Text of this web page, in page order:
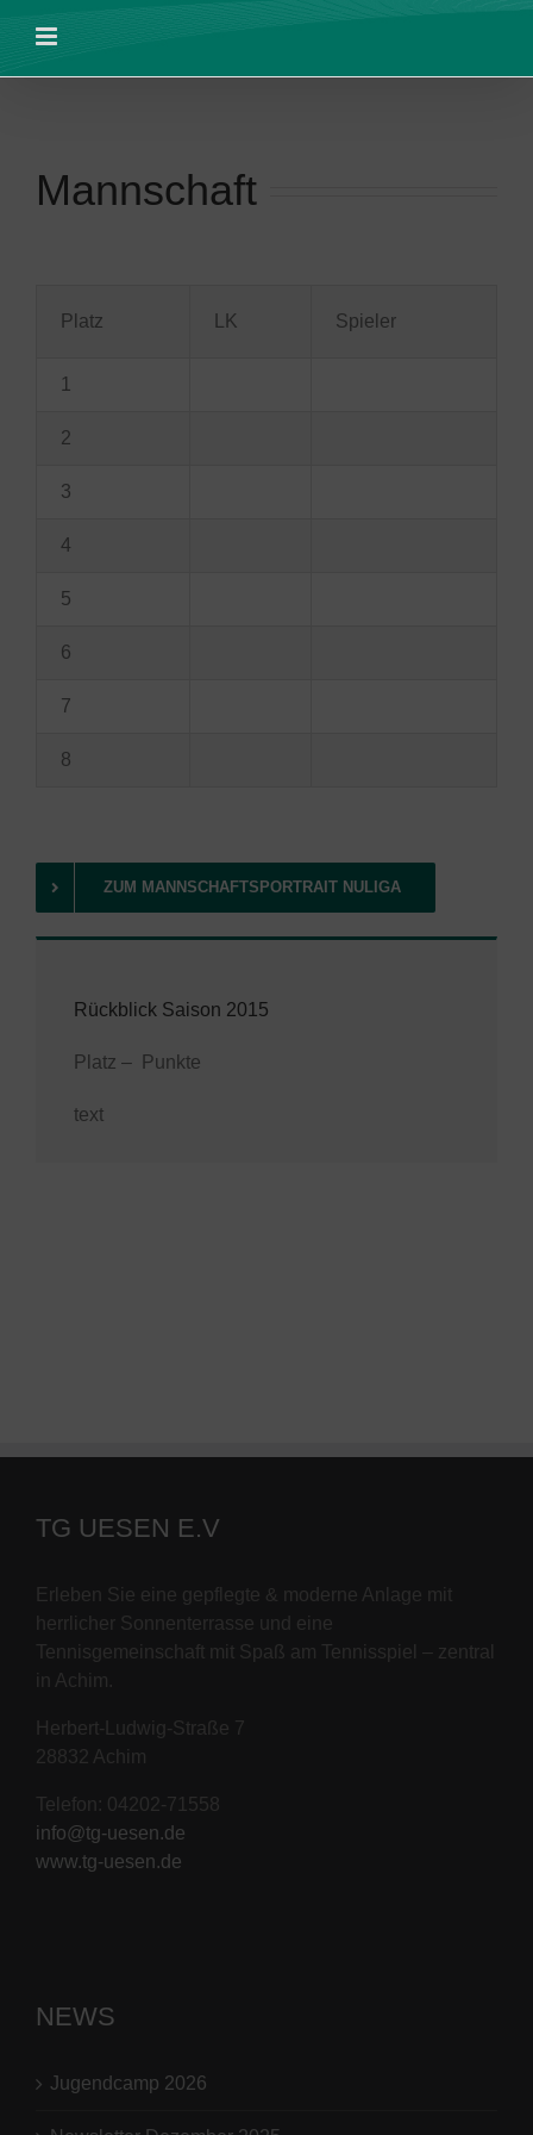
Inhalt
Mannschaft
Platz LK Spieler
1
2
3
4
5
6
7
8
ZUM MANNSCHAFTSPORTRAIT NULIGA
Rückblick Saison 2015
Platz – Punkte
text
TG UESEN E.V
Erleben Sie eine gepflegte & moderne Anlage mit
herrlicher Sonnenterrasse und eine
Tennisgemeinschaft mit Spaß am Tennisspiel – zentral
in Achim.
Herbert-Ludwig-Straße 7
28832 Achim
Telefon: 04202-71558
info@tg-uesen.de
www.tg-uesen.de
NEWS
Jugendcamp 2026